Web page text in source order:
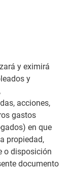
y eximirá
y
acciones,
gastos
en que
propiedad,
o disposición
documento